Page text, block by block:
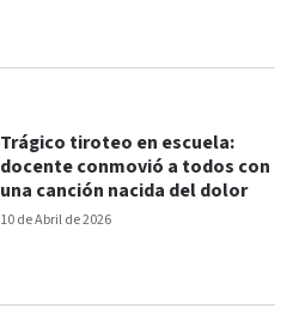
10 de Abril de 2026
Trágico tiroteo en escuela:
docente conmovió a todos con
una canción nacida del dolor